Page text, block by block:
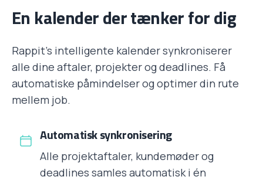
En kalender der tænker for dig
Rappit's intelligente kalender synkroniserer
alle dine aftaler, projekter og deadlines. Få
automatiske påmindelser og optimer din rute
mellem job.
Automatisk synkronisering
Alle projektaftaler, kundemøder og
deadlines samles automatisk i én